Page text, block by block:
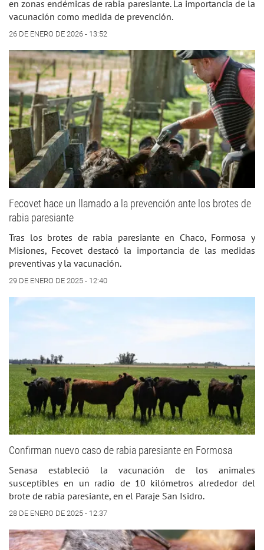
en zonas endémicas de rabia paresiante. La importancia de la
vacunación como medida de prevención.
26 DE ENERO DE 2026 - 13:52
Fecovet hace un llamado a la prevención ante los brotes de
rabia paresiante
Tras los brotes de rabia paresiante en Chaco, Formosa y
Misiones, Fecovet destacó la importancia de las medidas
preventivas y la vacunación.
29 DE ENERO DE 2025 - 12:40
Confirman nuevo caso de rabia paresiante en Formosa
Senasa estableció la vacunación de los animales
susceptibles en un radio de 10 kilómetros alrededor del
brote de rabia paresiante, en el Paraje San Isidro.
28 DE ENERO DE 2025 - 12:37